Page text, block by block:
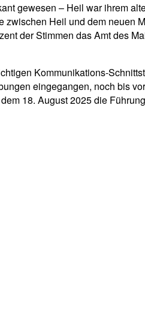
gewesen – Heil war ihrem
Heil und dem neuen
der Stimmen das Amt des
Kommunikations-
eingegangen, noch bis
18. August 2025 die